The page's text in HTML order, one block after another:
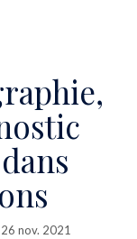
nov. 2021